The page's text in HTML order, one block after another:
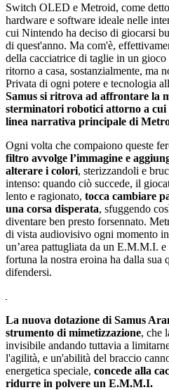
Switch OLED e Metroid, come
hardware e software ideale nelle
cui Nintendo ha deciso di giocarsi
di quest'anno. Ma com'è,
della cacciatrice di taglie in un
ritorno a casa, sostanzialmente, ma
Privata di ogni potere e tecnologia
Samus si ritrova ad affrontare la
sterminatori robotici attorno a
linea narrativa principale di
Ogni volta che compaiono queste
filtro avvolge l’immagine e
alterare i colori, sterizzandoli e
intenso: quando ciò succede, il
lento e ragionato, tocca cambiare
una corsa disperata, sfuggendo
diventare ben presto forsennato.
di vista audiovisivo ogni momento in
un’area pattugliata da un E.M.M.I.
fortuna la nostra eroina ha dalla sua
difendersi.
La nuova dotazione di Samus
strumento di mimetizzazione, che
invisibile andando tuttavia a
l'agilità, e un'abilità del braccio
energetica speciale, concede alla
ridurre in polvere un E.M.M.I.